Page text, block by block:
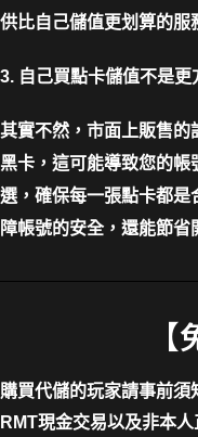
供比自己儲值更划算的服
3. 自己買點卡儲值不是更
其實不然，市面上販售的
黑卡，這可能導致您的帳
選，確保每一張點卡都是
障帳號的安全，還能節省
購買代儲的玩家請事前
RMT現金交易以及非本